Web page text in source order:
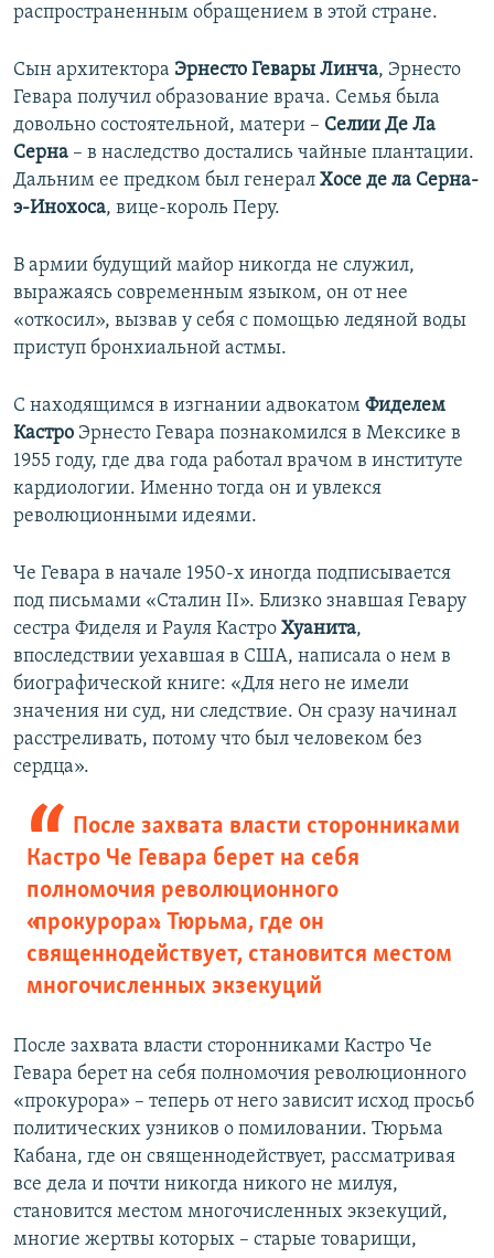
распространенным обращением в этой стране.
Сын архитектора Эрнесто Гевары Линча, Эрнесто
Гевара получил образование врача. Семья была
довольно состоятельной, матери – Селии Де Ла
Серна – в наследство достались чайные плантации.
Дальним ее предком был генерал Хосе де ла Серна-
э-Инохоса, вице-король Перу.
В армии будущий майор никогда не служил,
выражаясь современным языком, он от нее
«откосил», вызвав у себя с помощью ледяной воды
приступ бронхиальной астмы.
С находящимся в изгнании адвокатом Фиделем
Кастро Эрнесто Гевара познакомился в Мексике в
1955 году, где два года работал врачом в институте
кардиологии. Именно тогда он и увлекся
революционными идеями.
Че Гевара в начале 1950-х иногда подписывается
под письмами «Сталин II». Близко знавшая Гевару
сестра Фиделя и Рауля Кастро Хуанита,
впоследствии уехавшая в США, написала о нем в
биографической книге: «Для него не имели
значения ни суд, ни следствие. Он сразу начинал
расстреливать, потому что был человеком без
сердца».
После захвата власти сторонниками
Кастро Че Гевара берет на себя
полномочия революционного
«прокурора». Тюрьма, где он
священнодействует, становится местом
многочисленных экзекуций
После захвата власти сторонниками Кастро Че
Гевара берет на себя полномочия революционного
«прокурора» – теперь от него зависит исход просьб
политических узников о помиловании. Тюрьма
Кабана, где он священнодействует, рассматривая
все дела и почти никогда никого не милуя,
становится местом многочисленных экзекуций,
многие жертвы которых – старые товарищи,